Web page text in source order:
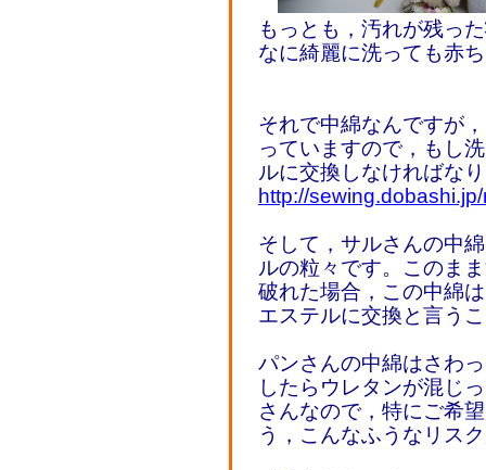
もっとも，汚れが残っ
なに綺麗に洗っても赤
それで中綿なんですが
っていますので，もし
ルに交換しなければな
http://
そして，サルさんの中
ルの粒々です。このま
破れた場合，この中綿
エステルに交換と言う
パンさんの中綿はさわ
したらウレタンが混じ
さんなので，特にご希
う，こんなふうなリス